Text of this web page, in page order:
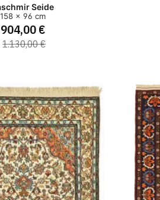
Seide
158 x 96 cm
904,00 €
1.130,00 €